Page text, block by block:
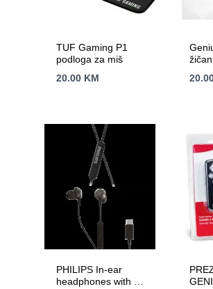
TUF Gaming P1
podloga za miš
20.00 KM
PHILIPS In-ear
headphones with mic